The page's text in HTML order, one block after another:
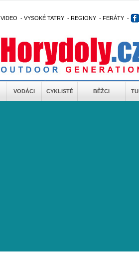
VIDEO - VYSOKÉ TATRY - REGIONY - FERÁTY -
VODÁCI CYKLISTÉ BĚŽCI